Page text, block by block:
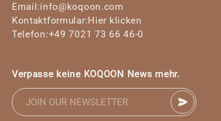
Email:info@koqoon.com
Kontaktformular:Hier klicken
Telefon:+49 7021 73 66 46-0
Verpasse keine KOQOON News mehr.